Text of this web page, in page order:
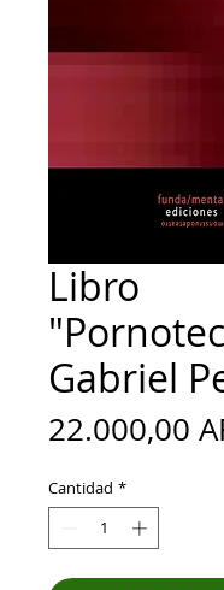
Libro
Gabriel
22.000,00
Cantidad *